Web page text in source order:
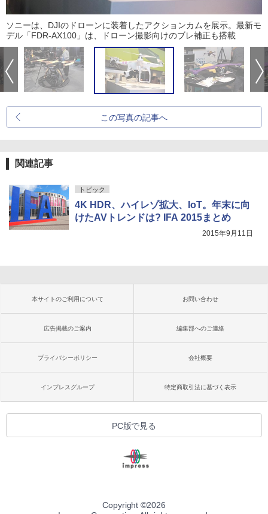
ソニーは、DJIのドローンに装着したアクションカムを展示。最新モ
デル「FDR-AX100」は、ドローン撮影向けのブレ補正も搭載
この写真の記事へ
関連記事
トピック
4K HDR、ハイレゾ拡大、IoT。年末に向
けたAVトレンドは? IFA 2015まとめ
2015年9月11日
本サイトのご利用について お問い合わせ
広告掲載のご案内 編集部へのご連絡
プライバシーポリシー 会社概要
インプレスグループ 特定商取引法に基づく表示
PC版で見る
Copyright ©2026